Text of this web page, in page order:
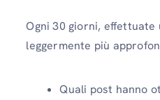
Ogni 30 giorni, effettuate
leggermente più
Quali post hanno